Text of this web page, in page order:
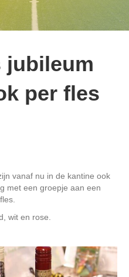
jubileum
per fles
vanaf nu in de kantine ook
met een groepje aan een
wit en rose.